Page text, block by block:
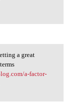
a great
a-factor-